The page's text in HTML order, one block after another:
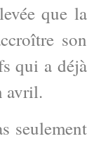
que la
son
qui a déjà
avril.
seulement